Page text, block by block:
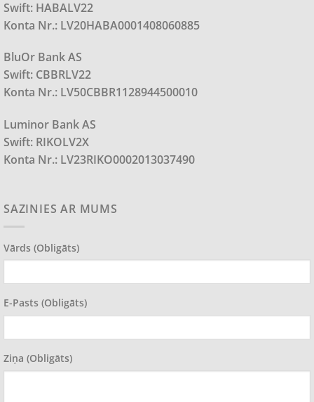
Swift: HABALV22
Konta Nr.: LV20HABA0001408060885
BluOr Bank AS
Swift: CBBRLV22
Konta Nr.: LV50CBBR1128944500010
Luminor Bank AS
Swift: RIKOLV2X
Konta Nr.: LV23RIKO0002013037490
SAZINIES AR MUMS
Vārds (obligāts)
E-Pasts (obligāts)
Ziņa (obligāts)